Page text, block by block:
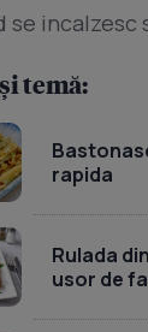
se incalzesc
temă:
rapida
Rulada
usor de